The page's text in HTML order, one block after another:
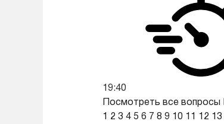
19:39
Посмотреть все вопросы
1
2 3 4 5 6 7 8 9 10 11 12 13